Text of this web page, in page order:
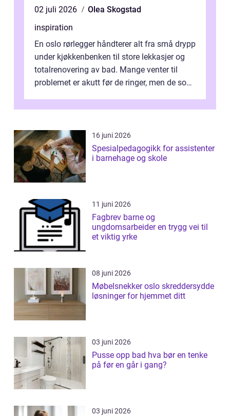
02 juli 2026
Olea Skogstad
inspiration
En oslo rørlegger håndterer alt fra små drypp
under kjøkkenbenken til store lekkasjer og
totalrenovering av bad. Mange venter til
problemet er akutt før de ringer, men de som
16 juni 2026
Spesialpedagogikk for assistenter
i barnehage og skole
11 juni 2026
Fagbrev barne og
ungdomsarbeider en trygg vei til
et viktig yrke
08 juni 2026
Møbelsnekker oslo skreddersydde
løsninger for hjemmet ditt
03 juni 2026
Pusse opp bad hva bør en tenke
på før en går i gang?
03 juni 2026